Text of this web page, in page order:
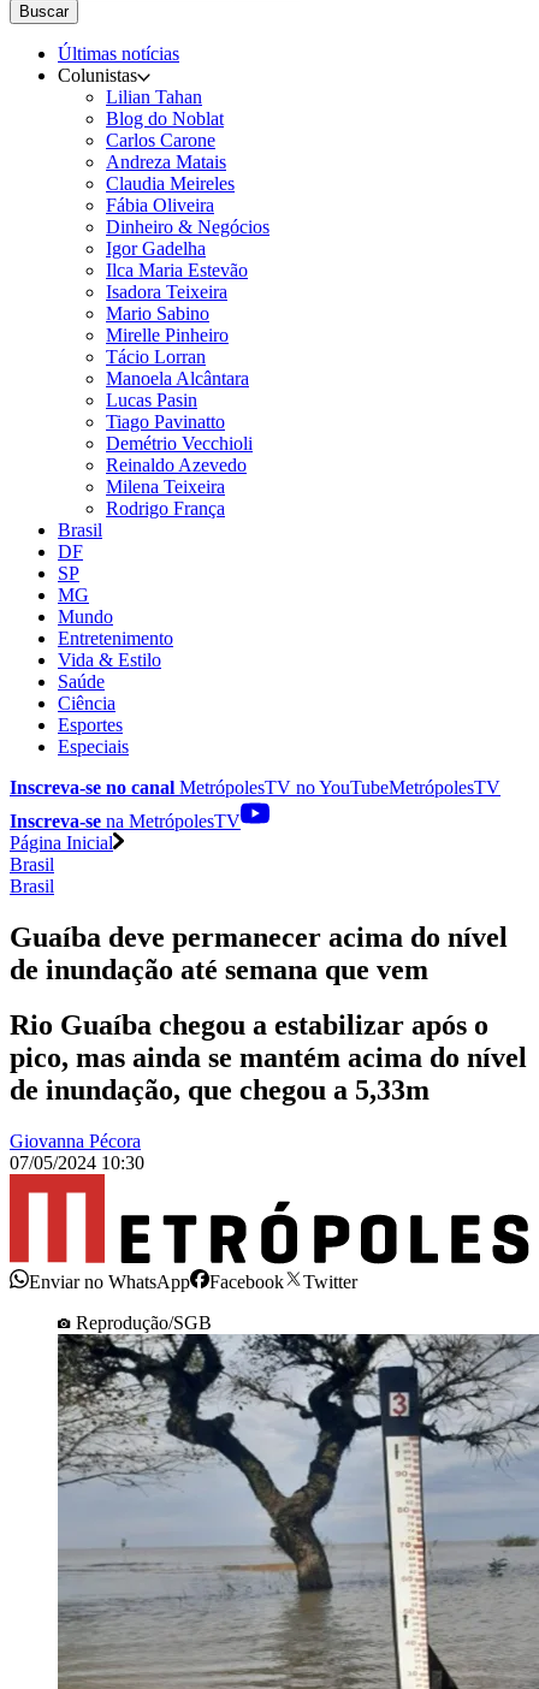
Buscar
Últimas notícias
Colunistas
Lilian Tahan
Blog do Noblat
Carlos Carone
Andreza Matais
Claudia Meireles
Fábia Oliveira
Dinheiro & Negócios
Igor Gadelha
Ilca Maria Estevão
Isadora Teixeira
Mario Sabino
Mirelle Pinheiro
Tácio Lorran
Manoela Alcântara
Lucas Pasin
Tiago Pavinatto
Demétrio Vecchioli
Reinaldo Azevedo
Milena Teixeira
Rodrigo França
Brasil
DF
SP
MG
Mundo
Entretenimento
Vida & Estilo
Saúde
Ciência
Esportes
Especiais
Inscreva-se no canal MetrópolesTV noYouTubeMetrópolesTV
Inscreva-se na MetrópolesTV
Página Inicial
Brasil
Brasil
Guaíba deve permanecer acima do nível
de inundação até semana que vem
Rio Guaíba chegou a estabilizar após o
pico, mas ainda se mantém acima do nível
de inundação, que chegou a 5,33m
Giovanna Pécora
07/05/2024 10:30
Enviar no WhatsApp Facebook
Twitter
Reprodução/SGB